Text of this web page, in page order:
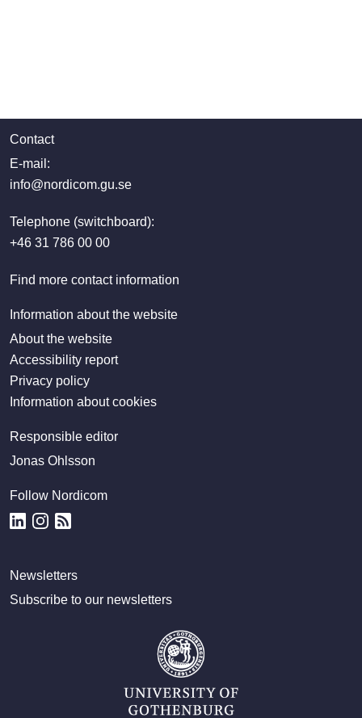
Contact
E-mail:
info@nordicom.gu.se
Telephone (switchboard):
+46 31 786 00 00
Find more contact information
Information about the website
About the website
Accessibility report
Privacy policy
Information about cookies
Responsible editor
Jonas Ohlsson
Follow Nordicom
Newsletters
Subscribe to our newsletters